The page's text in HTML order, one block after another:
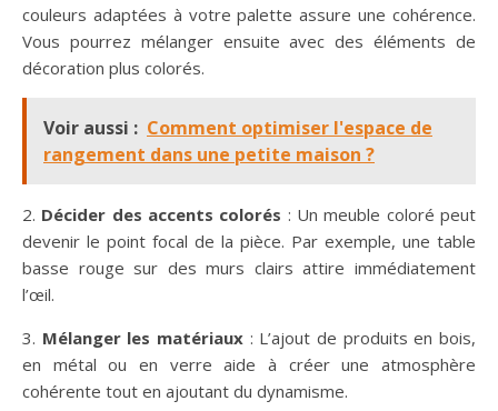
couleurs adaptées à votre palette assure une cohérence.
Vous pourrez mélanger ensuite avec des éléments de
décoration plus colorés.
Voir aussi : Comment optimiser l'espace de
rangement dans une petite maison ?
2. Décider des accents colorés : Un meuble coloré peut
devenir le point focal de la pièce. Par exemple, une table
basse rouge sur des murs clairs attire immédiatement
l’œil.
3. Mélanger les matériaux : L’ajout de produits en bois,
en métal ou en verre aide à créer une atmosphère
cohérente tout en ajoutant du dynamisme.